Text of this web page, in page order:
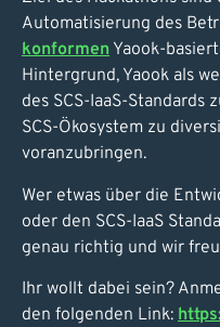
Automatisierung des
konformen Yaook-
Hintergrund, Yaook als
des SCS-IaaS-
SCS-Ökosystem zu
voranzubringen.
Wer etwas über die
oder den SCS-IaaS
genau richtig und wir
Ihr wollt dabei sein?
den folgenden Link: